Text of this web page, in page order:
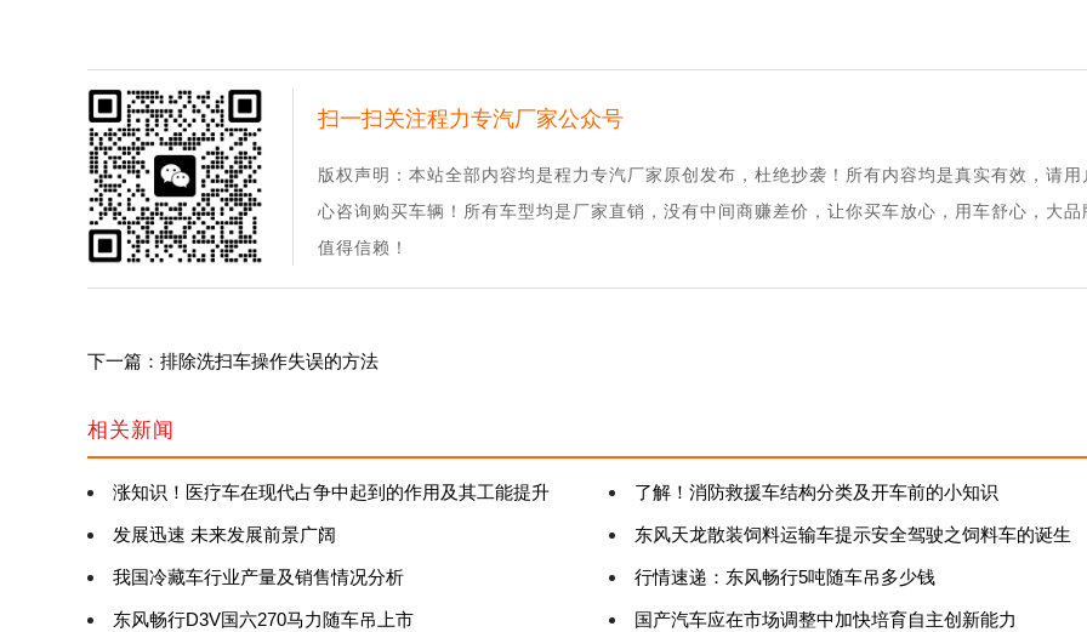
扫一扫关注程力专汽厂家公众号
版权声明：本站全部内容均是程力专汽厂家原创发布，杜绝抄袭！所有内容均是真实有效，请用
心咨询购买车辆！所有车型均是厂家直销，没有中间商赚差价，让你买车放心，用车舒心，大品
值得信赖！
下一篇：排除洗扫车操作失误的方法
相关新闻
涨知识！医疗车在现代占争中起到的作用及其工能提升 了解！消防救援车结构分类及开车前的小知识
发展迅速 未来发展前景广阔 东风天龙散装饲料运输车提示安全驾驶之饲料车的诞生
我国冷藏车行业产量及销售情况分析 行情速递：东风畅行5吨随车吊多少钱
东风畅行D3V国六270马力随车吊上市 国产汽车应在市场调整中加快培育自主创新能力